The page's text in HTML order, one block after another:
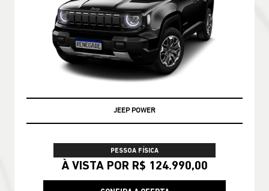
JEEP POWER
PESSOA FÍSICA
À VISTA POR R$ 124.990,00